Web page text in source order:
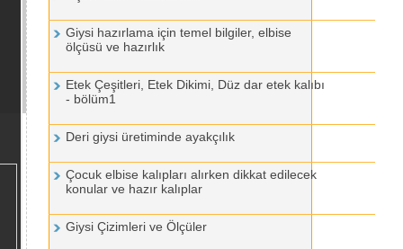
Giysi hazırlama için temel bilgiler, elbise
ölçüsü ve hazırlık
Etek Çeşitleri, Etek Dikimi, Düz dar etek kalıbı
- bölüm1
Deri giysi üretiminde ayakçılık
Çocuk elbise kalıpları alırken dikkat edilecek
konular ve hazır kalıplar
Giysi Çizimleri ve Ölçüler